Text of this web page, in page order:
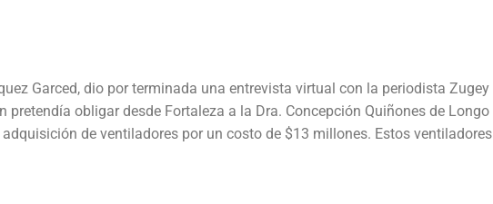
Garced, dio por terminada una entrevista virtual con la periodista Zugey
pretendía obligar desde Fortaleza a la Dra. Concepción Quiñones de Longo
de ventiladores por un costo de $13 millones. Estos ventiladores